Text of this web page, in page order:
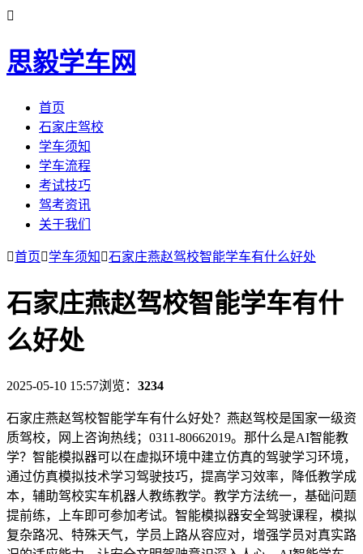

思毅学车网
首页
石家庄驾校
学车须知
学车流程
考试技巧
驾考资讯
关于我们
首页学车须知 石家庄燕赵驾校智能学车有什么好处
石家庄燕赵驾校智能学车有什
么好处
2025-05-10 15:57浏览： 3234
石家庄燕赵驾校智能学车有什么好处？燕赵驾校是国家一级资
质驾校，网上咨询热线；0311-80662019。那什么是AI智能教
学？智能模拟器可以在虚拟环境中建立仿真的驾驶学习环境，
通过仿真模拟技术学习驾驶技巧，提高学习效率，降低教学成
本，辅助驾校实车机器人教练教学。教学方法统一，基础问题
提前练，上车即可参加考试。智能模拟器安全驾驶课程，模拟
复杂路况、特殊天气，学员上路从容应对，增强学员对真实路